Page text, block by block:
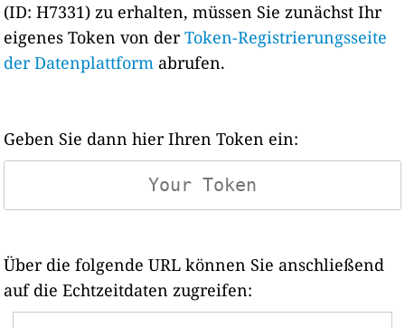
(ID: H7331) zu erhalten, müssen Sie zunächst Ihr
eigenes Token von derToken-Registrierungsseite
der Datenplattform abrufen.
Geben Sie dann hier Ihren Token ein:
Über die folgende URL können Sie anschließend
auf die Echtzeitdaten zugreifen: